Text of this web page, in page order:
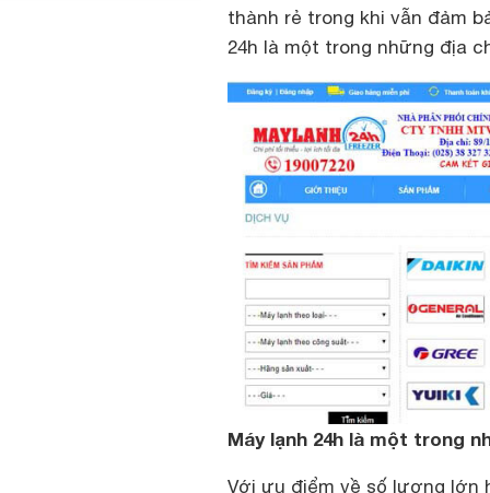
thành rẻ trong khi vẫn đảm
24h là một trong những địa
Máy lạnh 24h là một trong
Với ưu điểm về số lượng lớn